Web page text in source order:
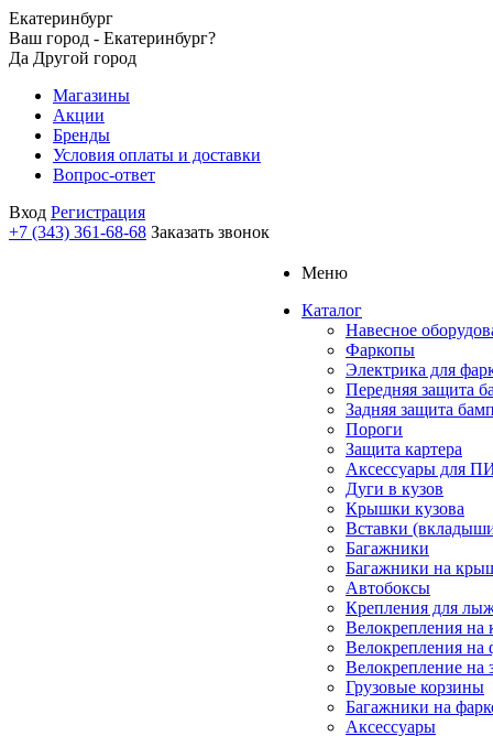
Екатеринбург
Ваш город - Екатеринбург?
Да Другой город
Магазины
Акции
Бренды
Условия оплаты и доставки
Вопрос-ответ
Вход Регистрация
+7 (343) 361-68-68 Заказать звонок
Меню
Каталог
Навесное
Фаркопы
Электрика для
Передняя защита
Задняя защита
Пороги
Защита картера
Аксессуары для
Дуги в кузов
Крышки кузова
Вставки
Багажники
Багажники на
Автобоксы
Крепления для
Велокрепления
Велокрепления на
Велокрепление на
Грузовые корзины
Багажники на
Аксессуары